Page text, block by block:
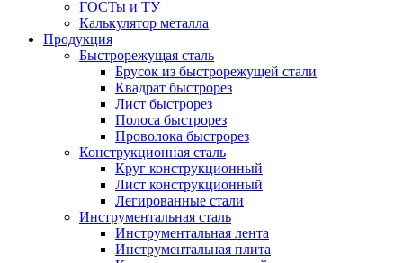
ГОСТы и ТУ
Калькулятор металла
Продукция
Быстрорежущая сталь
Брусок из быстрорежущей стали
Квадрат быстрорез
Лист быстрорез
Полоса быстрорез
Проволока быстрорез
Конструкционная сталь
Круг конструкционный
Лист конструкционный
Легированные стали
Инструментальная сталь
Инструментальная лента
Инструментальная плита